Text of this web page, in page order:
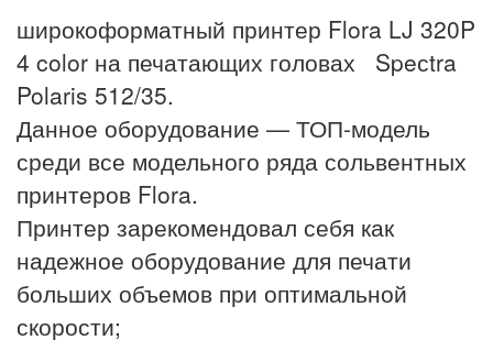
широкоформатный принтер Flora LJ 320P
4 color на печатающих головах Speсtra
Polaris 512/35.
Данное оборудование — ТОП-модель
среди все модельного ряда сольвентных
принтеров Flora.
Принтер зарекомендовал себя как
надежное оборудование для печати
больших объемов при оптимальной
скорости;